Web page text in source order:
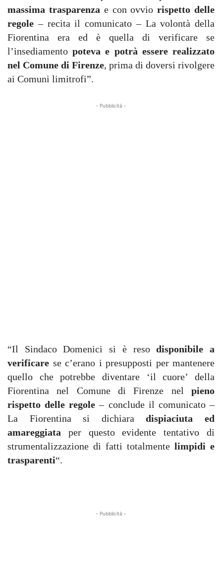
massima trasparenza e con ovviorispetto delle
regole – recita il comunicato – La volontà della
Fiorentina era ed è quella di verificare se
l’insediamentopoteva e potrà essere realizzato
nel Comune di Firenze, prima di doversi rivolgere
ai Comuni limitrofi”.
- Pubblicità -
“Il Sindaco Domenici si è resodisponibile a
verificare se c’erano i presupposti per mantenere
quello che potrebbe diventare ‘il cuore’ della
Fiorentina nel Comune di Firenze nel pieno
rispetto delle regole – conclude il comunicato –
La Fiorentina si dichiaradispiaciuta ed
amareggiata per questo evidente tentativo di
strumentalizzazione di fatti totalmente limpidi e
trasparenti“.
- Pubblicità -